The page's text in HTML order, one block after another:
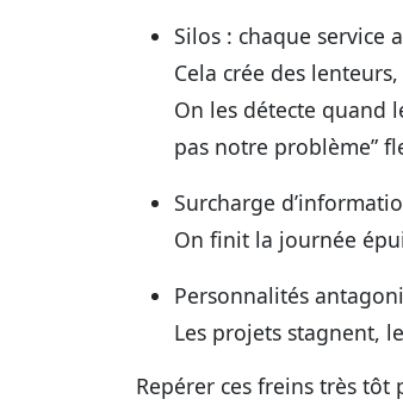
Silos : chaque service
Cela crée des
On les détecte quand
pas notre problème”
Surcharge
On finit la journée
Personnalités
Les projets stagnent,
Repérer ces freins très